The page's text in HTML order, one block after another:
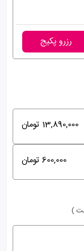
رزرو پکیج
13,890,000 تومان
600,000 تومان
)